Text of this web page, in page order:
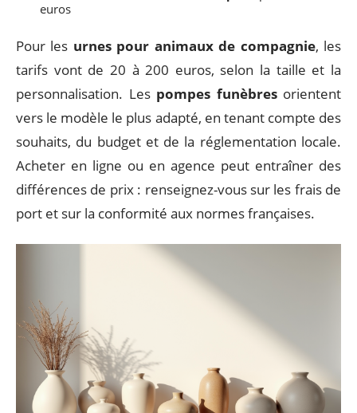
euros
Pour les urnes pour animaux de compagnie, les
tarifs vont de 20 à 200 euros, selon la taille et la
personnalisation. Les pompes funèbresorientent
vers le modèle le plus adapté, en tenant compte des
souhaits, du budget et de la réglementation locale.
Acheter en ligne ou en agence peut entraîner des
différences de prix : renseignez-vous sur les frais de
port et sur la conformité aux normes françaises.